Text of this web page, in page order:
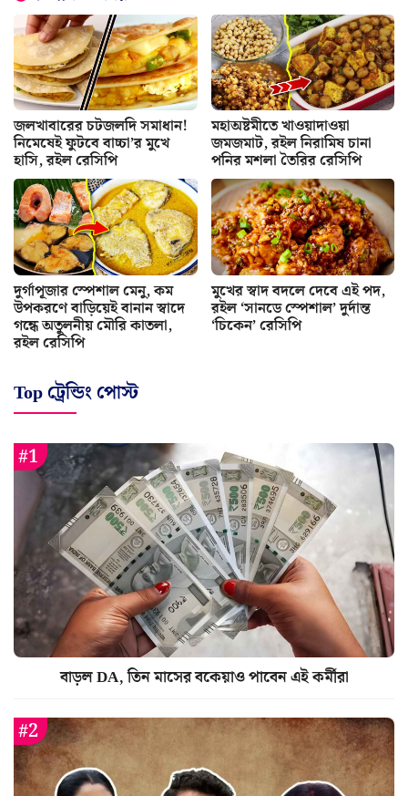
জলখাবারের চটজলদি সমাধান!
নিমেষেই ফুটবে বাচ্চা’র মুখে
হাসি, রইল রেসিপি
মহাঅষ্টমীতে খাওয়াদাওয়া
জমজমাট, রইল নিরামিষ চানা
পনির মশলা তৈরির রেসিপি
দুর্গাপূজার স্পেশাল মেনু, কম
উপকরণে বাড়িয়েই বানান স্বাদে
গন্ধে অতুলনীয় মৌরি কাতলা,
রইল রেসিপি
মুখের স্বাদ বদলে দেবে এই পদ,
রইল ‘সানডে স্পেশাল’ দুর্দান্ত
‘চিকেন’ রেসিপি
Top ট্রেন্ডিং পোস্ট
বাড়ল DA, তিন মাসের বকেয়াও পাবেন এই কর্মীরা